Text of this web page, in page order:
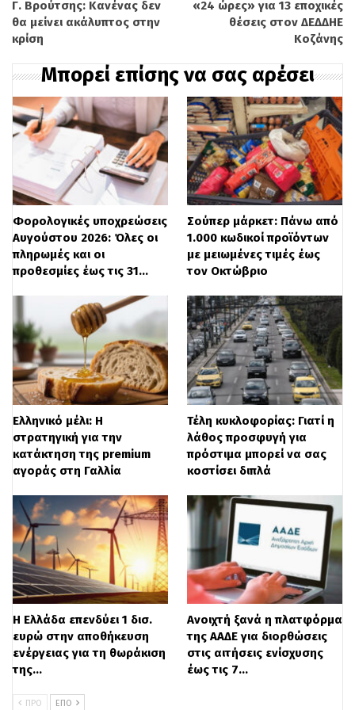
Χρ.Σταϊκούρα:
«Σήμερα, η ΕΛΣΤΑΤ δημοσιοποίησε τα
προσωρινά στοιχεία για την πορεία της
ελληνικής οικονομίας κατά το γ’ τρίμηνο
του 2020. Αυτά αναδεικνύουν τόσο τη
δυναμική που είχε αναπτύξει η ελληνική
οικονομία πριν την υγειονομική κρίση,
όσο και τις αντοχές της κατά τη διάρκεια
της κρίσης.
Δυναμική που αποδεικνύεται από την
εξέλιξη του ΑΕΠ, τόσο την περυσινή
χρονιά όσο και το α’ τρίμηνο του 2020.
Συγκεκριμένα, το 2019 η ελληνική
οικονομία παρουσίασε υψηλότερη
μεγέθυνση από το 2018, σημειώνοντας,
μάλιστα, για πρώτη φορά από το 2007,
μεγαλύτερη ανάπτυξη από τον
συνεχίστηκε και το 2020, με ανάπτυξη
τελικά το πρώτο τρίμηνο (+0,4%) και όχι
ύφεση (-0,5%) όπως ήταν μέχρι σήμερα οι
εκτιμήσεις, παρά το γεγονός ότι οι
αυστηροί περιορισμοί στη λειτουργία της
οικονομίας ξεκίνησαν εκείνη την περίοδο.
Η ελληνική οικονομία, όμως, δείχνει και
Γ. Βρούτσης: Κανένας δεν
θα μείνει ακάλυπτος στην
κρίση
«24 ώρες» για 13 εποχικές
θέσεις στον ΔΕΔΔΗΕ
Κοζάνης
Μπορεί επίσης να σας αρέσει
Φορολογικές υποχρεώσεις
Αυγούστου 2026: Όλες οι
πληρωμές και οι
προθεσμίες έως τις 31…
Σούπερ μάρκετ: Πάνω από
1.000 κωδικοί προϊόντων
με μειωμένες τιμές έως
τον Οκτώβριο
Ελληνικό μέλι: Η
στρατηγική για την
κατάκτηση της premium
αγοράς στη Γαλλία
Τέλη κυκλοφορίας: Γιατί η
λάθος προσφυγή για
πρόστιμα μπορεί να σας
κοστίσει διπλά
Η Ελλάδα επενδύει 1 δισ.
ευρώ στην αποθήκευση
ενέργειας για τη θωράκιση
της…
Ανοιχτή ξανά η πλατφόρμα
της ΑΑΔΕ για διορθώσεις
στις αιτήσεις ενίσχυσης
έως τις 7…
ΠΡΟ ΕΠΌ